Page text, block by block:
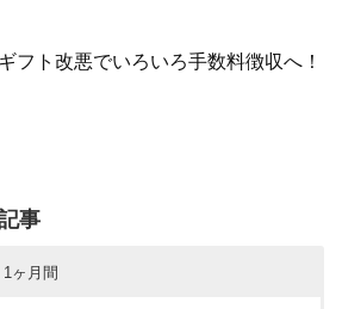
フト改悪でいろいろ手数料徴収へ！
事
1ヶ月間